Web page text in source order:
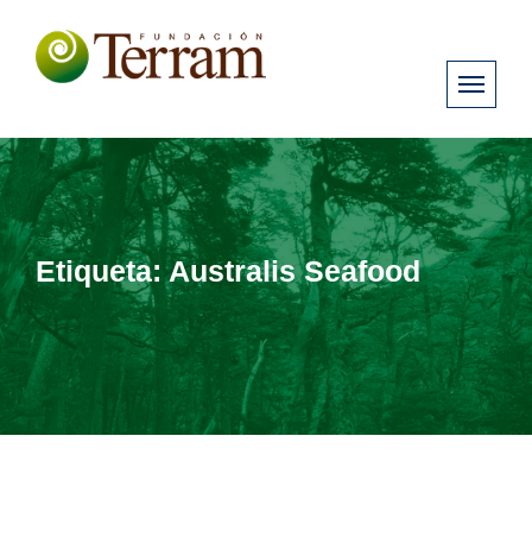
Etiqueta:Australis Seafood